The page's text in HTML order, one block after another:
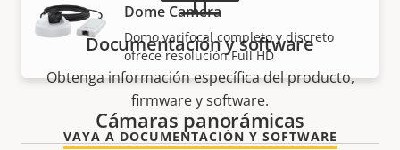
Dome Camera
Domo varifocal completo y discreto
ofrece resolución Full HD
Cámaras panorámicas
Documentación y software
Obtenga información específica del producto,
firmware y software.
VAYA A DOCUMENTACIÓN Y SOFTWARE